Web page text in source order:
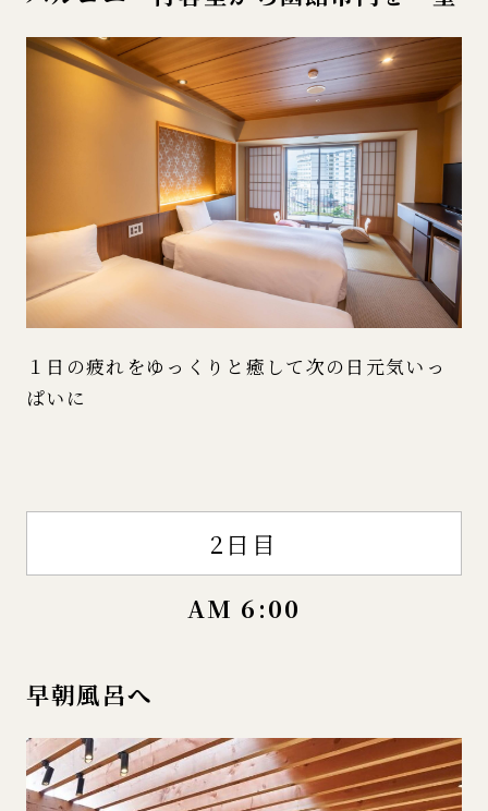
１日の疲れをゆっくりと癒して次の日元気いっ
ぱいに
2日目
AM 6:00
早朝風呂へ